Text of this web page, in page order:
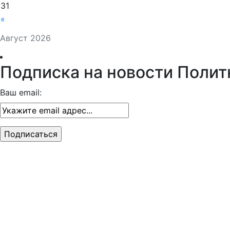
Август 2026
«
31
Подписка на новости
Ваш email: